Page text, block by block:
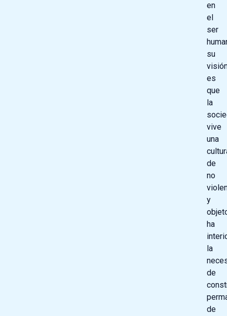
en
el
ser
su
es
que
la
vive
una
de
no
y
ha
la
de
de